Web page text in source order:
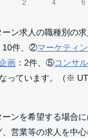
ン求人の職種別の
10件、②マーケティ
画：2件、⑤コンサ
っています。（※
ンを希望する場合
営業等の求人を中